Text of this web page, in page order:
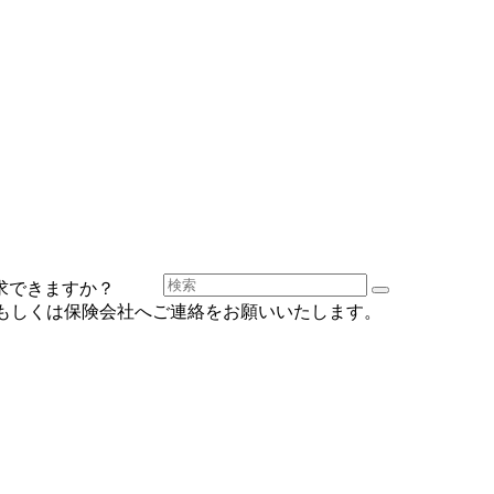
きますか？
くは保険会社へご連絡をお願いいたします。